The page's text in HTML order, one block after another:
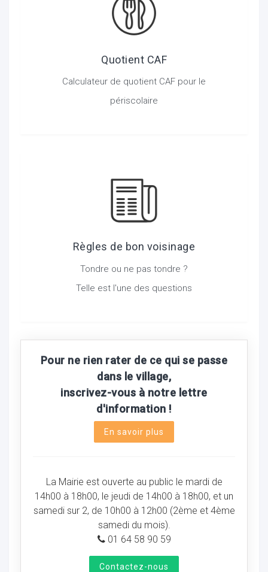
Quotient CAF
Calculateur de quotient CAF pour le
périscolaire
Règles de bon voisinage
Tondre ou ne pas tondre ?
Telle est l'une des questions
Pour ne rien rater de ce qui se passe
dans le village,
inscrivez-vous à notre lettre
d'information !
En savoir plus
La Mairie est ouverte au public le mardi de
14h00 à 18h00, le jeudi de 14h00 à 18h00, et un
samedi sur 2, de 10h00 à 12h00 (2ème et 4ème
samedi du mois).
01 64 58 90 59
Contactez-nous